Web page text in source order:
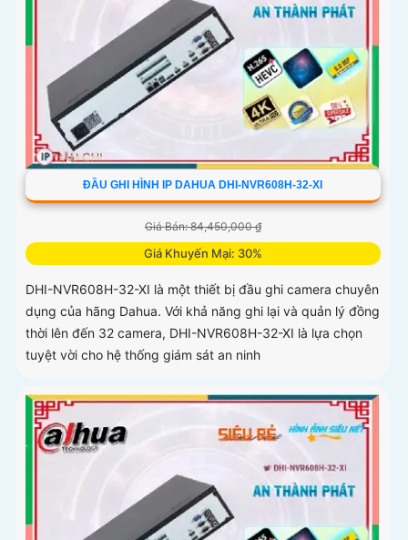
ĐẦU GHI HÌNH IP DAHUA DHI-NVR608H-32-XI
Giá Bán: 84,450,000 ₫
Giá Khuyến Mại: 30%
DHI-NVR608H-32-XI là một thiết bị đầu ghi camera chuyên
dụng của hãng Dahua. Với khả năng ghi lại và quản lý đồng
thời lên đến 32 camera, DHI-NVR608H-32-XI là lựa chọn
tuyệt vời cho hệ thống giám sát an ninh